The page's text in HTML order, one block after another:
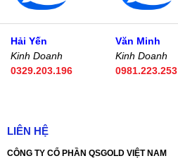
Hải Yến
Kinh Doanh
0329.203.196
Văn Minh
Kinh Doanh
0981.223.253
LIÊN HỆ
CÔNG TY CỔ PHẦN QSGOLD VIỆT NAM